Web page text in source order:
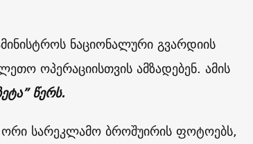
ნაციონალური გვარდიის
ოპერაციისთვის ამზადებენ. ამის
წერს.
ორი სარეკლამო ბროშუირის ფოტოებს,